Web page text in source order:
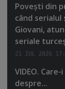
Poveşti din
când serialul
Giovani,
seriale
21 IUL 2026
VIDEO.
despre...